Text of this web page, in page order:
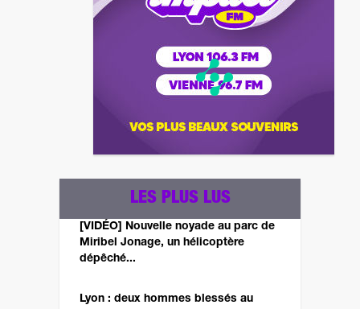
LES PLUS LUS
[VIDÉO] Nouvelle noyade au parc de
Miribel Jonage, un hélicoptère
dépêché...
Lyon : deux hommes blessés au